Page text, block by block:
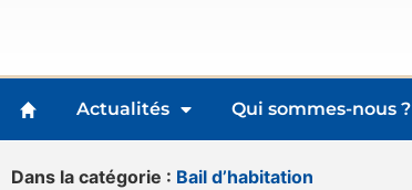
Actualités Qui sommes-nous ?
Dans la catégorie : Bail d’habitation